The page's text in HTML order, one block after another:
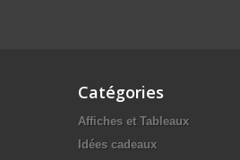
Catégories
Affiches et Tableaux
Idées cadeaux